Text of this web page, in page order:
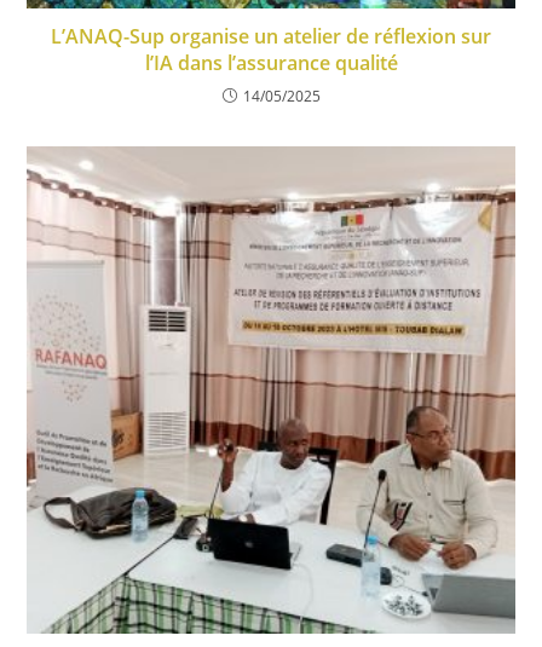
L’ANAQ-Sup organise un atelier de réflexion sur
l’IA dans l’assurance qualité
14/05/2025